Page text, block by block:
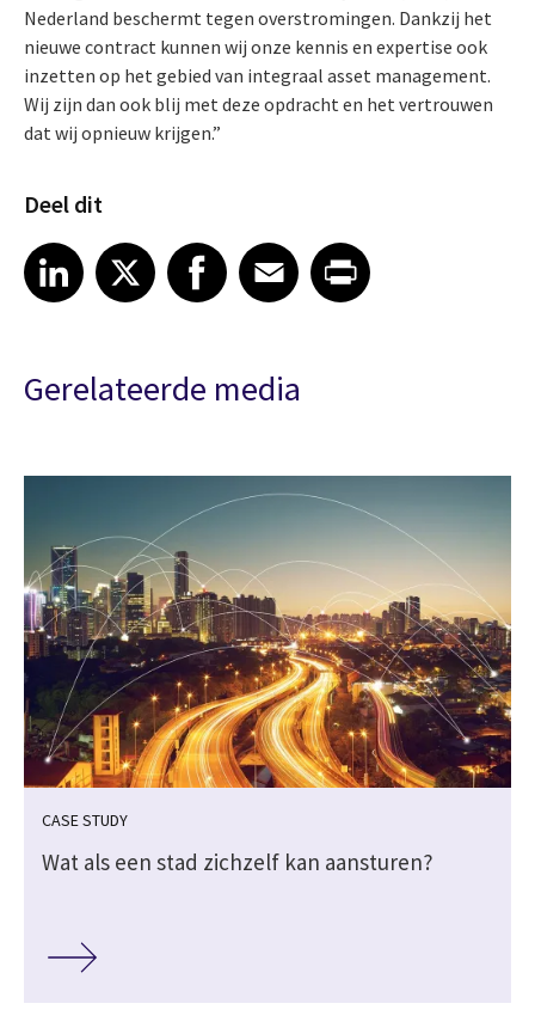
Nederland beschermt tegen overstromingen. Dankzij het
nieuwe contract kunnen wij onze kennis en expertise ook
inzetten op het gebied van integraal asset management.
Wij zijn dan ook blij met deze opdracht en het vertrouwen
dat wij opnieuw krijgen.”
Deel dit
Share article on LinkedIn
LinkedIn
Share article on XShare article on Facebook
Facebook
Share article on Email
EmailShare article on Print
Gerelateerde media
CASE STUDY
Wat als een stad zichzelf kan aansturen?